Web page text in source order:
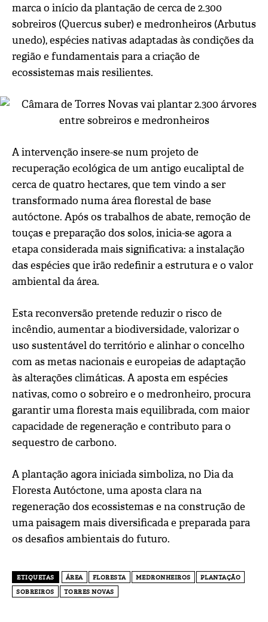
marca o início da plantação de cerca de 2.300
sobreiros (Quercus suber) e medronheiros (Arbutus
unedo), espécies nativas adaptadas às condições da
região e fundamentais para a criação de
ecossistemas mais resilientes.
A intervenção insere-se num projeto de
recuperação ecológica de um antigo eucaliptal de
cerca de quatro hectares, que tem vindo a ser
transformado numa área florestal de base
autóctone. Após os trabalhos de abate, remoção de
touças e preparação dos solos, inicia-se agora a
etapa considerada mais significativa: a instalação
das espécies que irão redefinir a estrutura e o valor
ambiental da área.
Esta reconversão pretende reduzir o risco de
incêndio, aumentar a biodiversidade, valorizar o
uso sustentável do território e alinhar o concelho
com as metas nacionais e europeias de adaptação
às alterações climáticas. A aposta em espécies
nativas, como o sobreiro e o medronheiro, procura
garantir uma floresta mais equilibrada, com maior
capacidade de regeneração e contributo para o
sequestro de carbono.
A plantação agora iniciada simboliza, no Dia da
Floresta Autóctone, uma aposta clara na
regeneração dos ecossistemas e na construção de
uma paisagem mais diversificada e preparada para
os desafios ambientais do futuro.
ETIQUETAS ÁREA FLORESTA MEDRONHEIROS
PLANTAÇÃO
SOBREIROS
TORRES NOVAS